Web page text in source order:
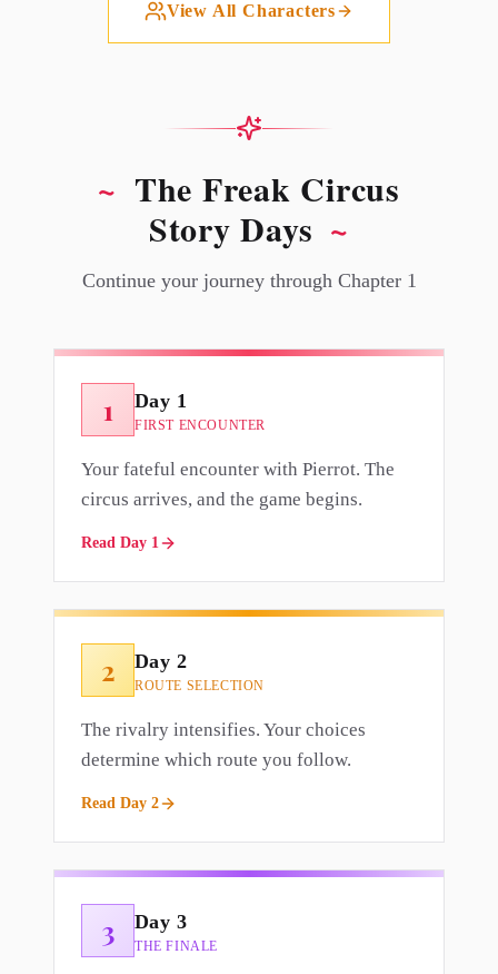
View All Characters
~ The Freak Circus
Story Days ~
Continue your journey through Chapter 1
1 Day 1
FIRST ENCOUNTER
Your fateful encounter with Pierrot. The
circus arrives, and the game begins.
Read Day 1
2 Day 2
ROUTE SELECTION
The rivalry intensifies. Your choices
determine which route you follow.
Read Day 2
3 Day 3
THE FINALE